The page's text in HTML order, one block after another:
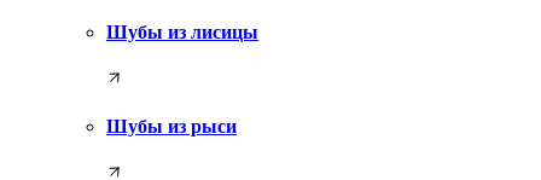
Шубы из лисицы
Шубы из рыси